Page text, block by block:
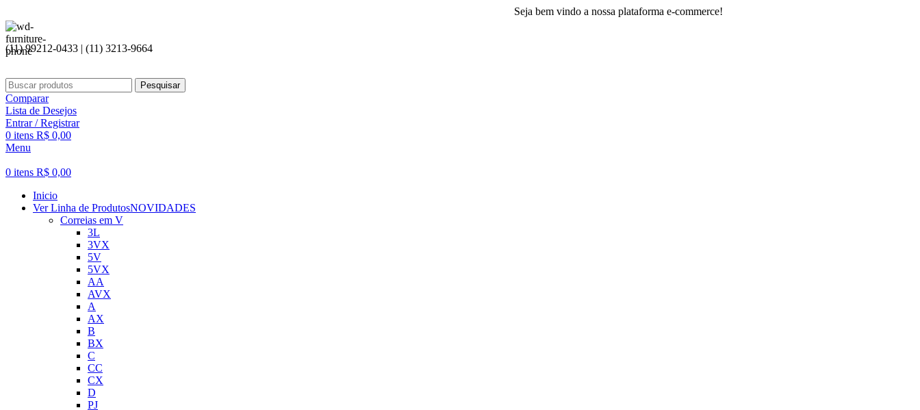
Seja bem vindo a nossa plataforma e-commerce!
(11) 99212-0433 | (11) 3213-9664
Pesquisar
Comparar
Lista de Desejos
Entrar / Registrar
0 itens R$ 0,00
Menu
0 itens R$ 0,00
Inicio
Ver Linha de ProdutosNOVIDADES
Correias em V
3L
3VX
5V
5VX
AA
AVX
A
AX
B
BX
C
CC
CX
D
PJ